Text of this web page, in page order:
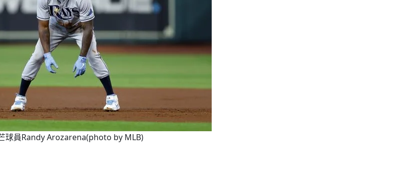
球員Randy Arozarena(photo by MLB)